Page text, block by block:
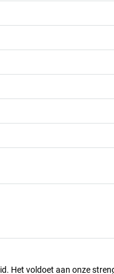
Het voldoet aan onze